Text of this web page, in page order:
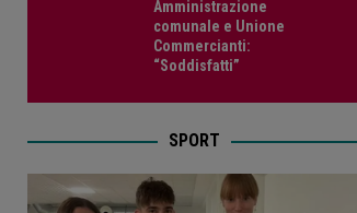
Amministrazione
comunale e Unione
Commercianti:
“Soddisfatti”
SPORT